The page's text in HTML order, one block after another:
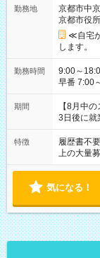
勤務地
京都市中
京都市役
≪自宅
します。
勤務時間
9:00～18:00（休憩60分
早番 7:00
と休みを
「できれ
ね。 ※Wワーク希望の方へ 今ご覧のお仕事で希望する勤務時間
と、もう1
合は応募
期間
【8月中
3日後に就
特徴 履歴書不要
上の大量
気になる！